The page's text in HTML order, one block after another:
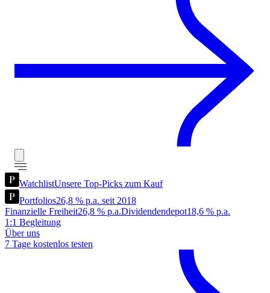
WatchlistUnsere Top-Picks zum Kauf
Portfolios26,8 % p.a. seit 2018
Finanzielle Freiheit26,8 % p.a.Dividendendepot18,6 % p.a.
1:1 Begleitung
Über uns
7 Tage kostenlos testen